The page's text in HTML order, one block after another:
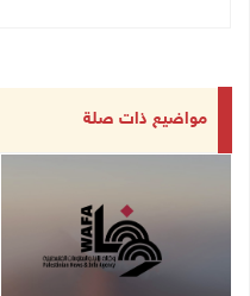
مواضيع ذات صلة